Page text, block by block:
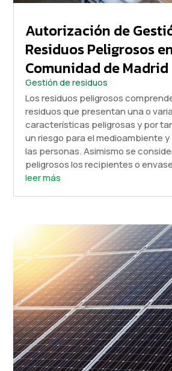
Autorización de
Residuos Peligrosos
Comunidad de Madrid
Gestión de residuos
Los residuos peligrosos
residuos que presentan una o
características peligrosas y por
un riesgo para el medioambiente y
las personas. Asimismo se
peligrosos los recipientes o
leer más